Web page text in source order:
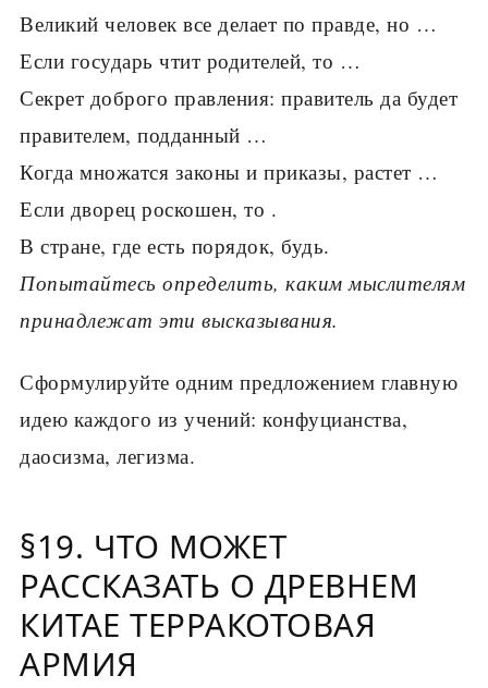
Великий человек все делает по правде, но …
Если государь чтит родите­лей, то …
Секрет доброго правления: правитель да будет
прави­телем, подданный …
Когда множатся законы и приказы, растет …
Если дворец роскошен, то .
В стране, где есть порядок, будь.
Попытайтесь определить, каким мыслителям
принадле­жат эти высказывания.
Сформулируйте одним предложением главную
идею каждого из учений: конфуцианства,
даосиз­ма, легизма.
§19. ЧТО МОЖЕТ
РАССКАЗАТЬ О ДРЕВНЕМ
КИТАЕ ТЕРРАКОТОВАЯ
АРМИЯ